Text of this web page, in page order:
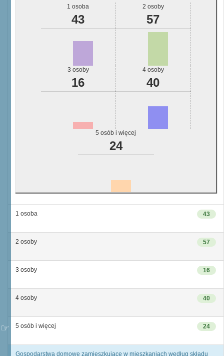
1 osoba
43
2 osoby
57
3 osoby
16
4 osoby
40
5 osób i więcej
24
43
1 osoba
57
2 osoby
16
3 osoby
40
4 osoby
24
5 osób i więcej
Gospodarstwa domowe zamieszkujące w mieszkaniach według składu